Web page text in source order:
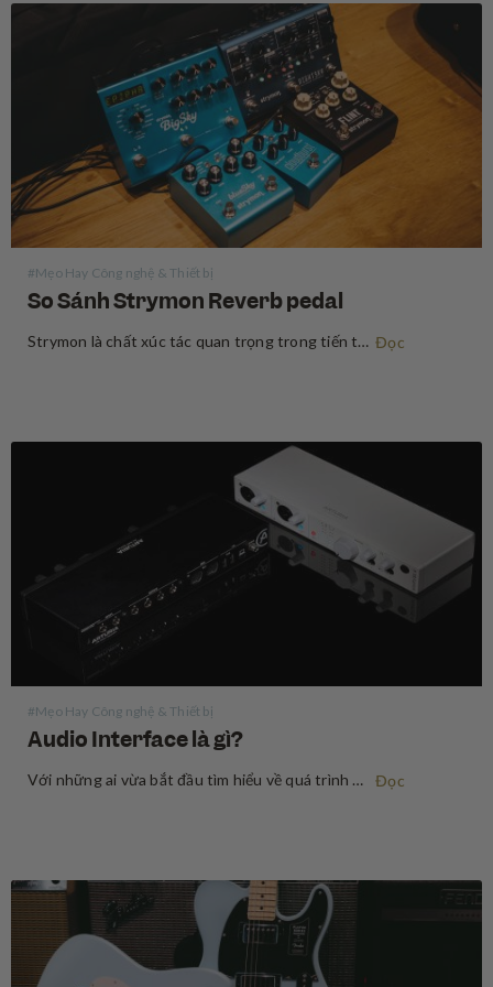
#Mẹo Hay Công nghệ & Thiết bị
So Sánh Strymon Reverb pedal
Strymon là chất xúc tác quan trọng trong tiến trình thay đổi tư duy “chất tiếng analog là hay nhất” trong giới guitar. Sau sự xuất hiện bùng nổ vào năm 2008, Strymon là một trong những công ty tiên phong trong việc ứng dụng con chip DSP để tạo… Đọc
#Mẹo Hay Công nghệ & Thiết bị
Audio Interface là gì?
Với những ai vừa bắt đầu tìm hiểu về quá trình ghi âm, audio interface (thiết bị xử lý âm thanh) có vẻ là một thuật ngữ khó nhằn về mặt chuyên môn, nhưng thực ra, nó không đáng sợ đến vậy. Audio interface là một thiết bị cho phép… Đọc